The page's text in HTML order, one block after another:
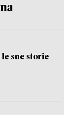
le sue storie